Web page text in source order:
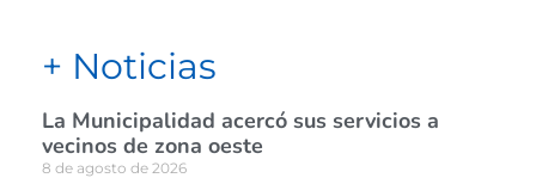
+ Noticias
La Municipalidad acercó sus servicios a
vecinos de zona oeste
8 de agosto de 2026